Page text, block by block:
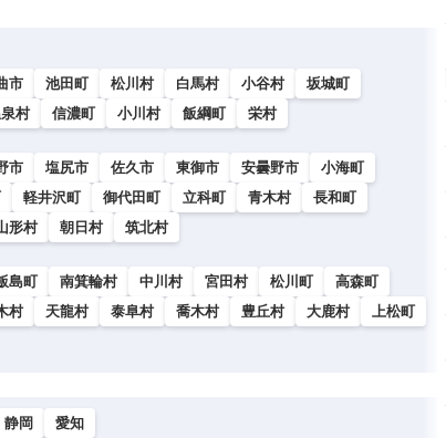
市 池田町 松川村 白馬村 小谷村
坂城町
村 信濃町 小川村 飯綱町 栄村
市 塩尻市 佐久市 東御市 安曇野市
小海町
軽井沢町 御代田町 立科町 青木村
長和町
形村 朝日村 筑北村
島町 南箕輪村 中川村 宮田村 松川町
高森町
村 天龍村 泰阜村 喬木村 豊丘村 大鹿村
上松町
静岡 愛知